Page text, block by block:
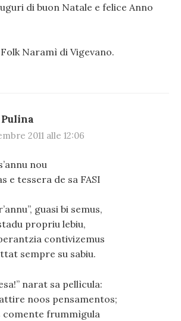
di buon Natale e felice Anno
Naramì di Vigevano.
2011 alle 12:06
nou
e tessera de sa FASI
guasi bi semus,
propriu lebiu,
contivizemus
sempre su sabiu.
narat sa pellìcula:
noos pensamentos;
comente frummìgula